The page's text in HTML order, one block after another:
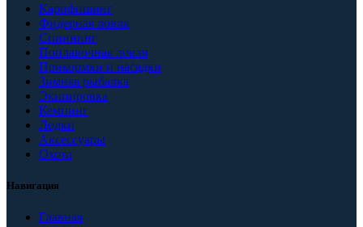
Карпфишинг
Фидерная ловля
Спиннинг
Поплавочная ловля
Прикормки и насадки
Зимняя рыбалка
Экипировка
Кемпинг
Лодки
Аксессуары
Охота
Навигация
Главная